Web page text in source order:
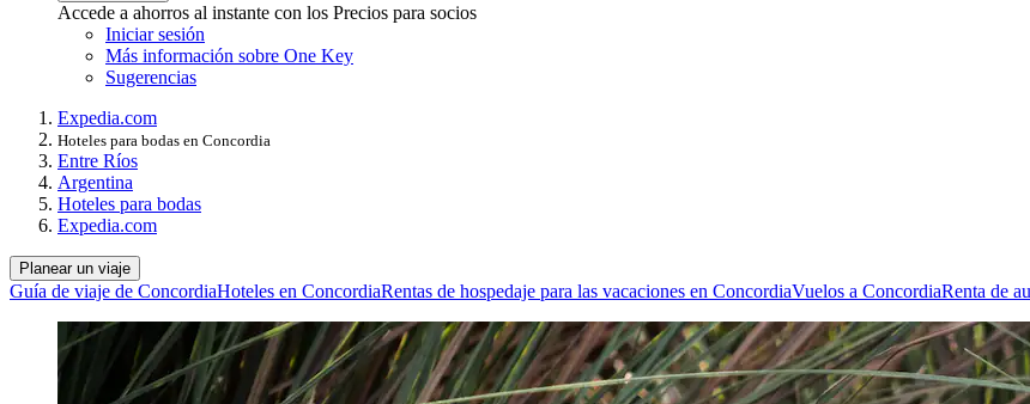
Accede a ahorros al instante con los Precios para socios
Iniciar sesión
Más información sobre One Key
Sugerencias
Expedia.com
Hoteles para bodas en Concordia
Entre Ríos
Argentina
Hoteles para bodas
Expedia.com
Planear un viaje
Guía de viaje de ConcordiaHoteles en ConcordiaRentas de hospedaje para las vacaciones en ConcordiaVuelos a ConcordiaRenta de